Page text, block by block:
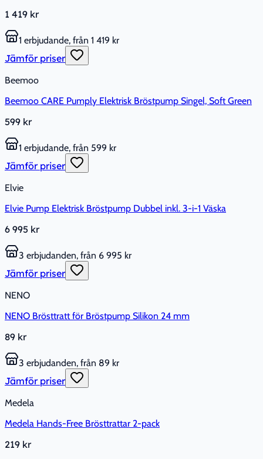
1 419 kr
1 erbjudande, från 1 419 kr
Jämför priser
Beemoo
Beemoo CARE Pumply Elektrisk Bröstpump Singel, Soft Green
599 kr
1 erbjudande, från 599 kr
Jämför priser
Elvie
Elvie Pump Elektrisk Bröstpump Dubbel inkl. 3-i-1 Väska
6 995 kr
3 erbjudanden, från 6 995 kr
Jämför priser
NENO
NENO Brösttratt för Bröstpump Silikon 24 mm
89 kr
3 erbjudanden, från 89 kr
Jämför priser
Medela
Medela Hands-Free Brösttrattar 2-pack
219 kr